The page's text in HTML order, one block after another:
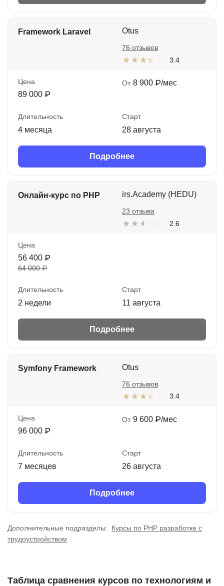
Framework Laravel Otus
3.4
76 отзывов
Цена
89 000 ₽
От 8 900 ₽/мес
Длительность
4 месяца
Старт
28 августа
Подробнее
Онлайн-курс по PHP irs.Academy (HEDU)
2.6
23 отзыва
Цена
56 400 ₽
64 000 ₽
Длительность
2 недели
Старт
11 августа
Подробнее
Symfony Framework Otus
3.4
76 отзывов
Цена
96 000 ₽
От 9 600 ₽/мес
Длительность
7 месяцев
Старт
26 августа
Подробнее
Дополнительные подразделы:
Курсы по PHP разработке с
трудоустройством
Таблица сравнения курсов по технологиям и